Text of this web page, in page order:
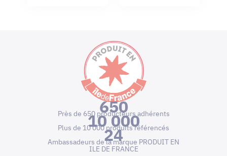
650
Près de 650 producteurs adhérents
10 000
Plus de 10 000 produits référencés
24
Ambassadeurs de la marque PRODUIT EN
ILE DE FRANCE